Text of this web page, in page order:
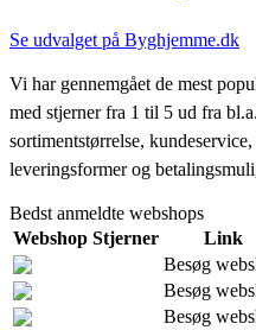
Se udvalget på Byghjemme.dk
Vi har gennemgået de mest
med stjerner fra 1 til 5 ud fra
sortimentstørrelse,
leveringsformer og
Bedst anmeldte webshops
Webshop Stjerner
Link
Besøg
Besøg
Besøg